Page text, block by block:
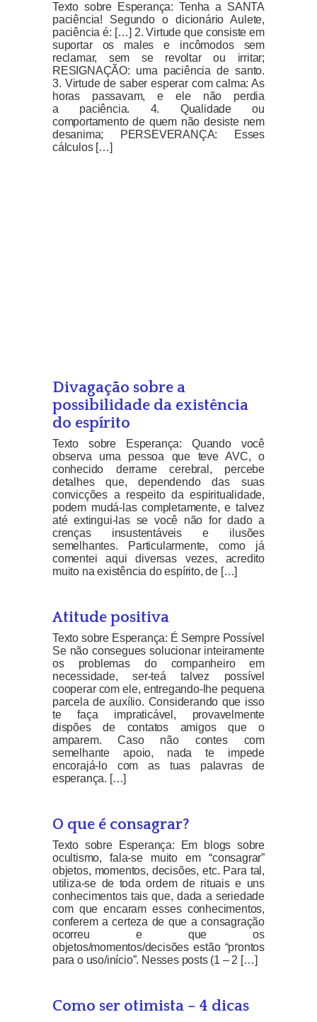
Texto sobre Esperança: Tenha a SANTA
paciência! Segundo o dicionário Aulete,
paciência é: […] 2. Virtude que consiste em
suportar os males e incômodos sem
reclamar, sem se revoltar ou irritar;
RESIGNAÇÃO: uma paciência de santo.
3. Virtude de saber esperar com calma: As
horas passavam, e ele não perdia
a paciência. 4. Qualidade ou
comportamento de quem não desiste nem
desanima; PERSEVERANÇA: Esses
cálculos […]
Divagação sobre a
possibilidade da existência
do espírito
Texto sobre Esperança: Quando você
observa uma pessoa que teve AVC, o
conhecido derrame cerebral, percebe
detalhes que, dependendo das suas
convicções a respeito da espiritualidade,
podem mudá-las completamente, e talvez
até extingui-las se você não for dado a
crenças insustentáveis e ilusões
semelhantes. Particularmente, como já
comentei aqui diversas vezes, acredito
muito na existência do espírito, de […]
Atitude positiva
Texto sobre Esperança: É Sempre Possível
Se não consegues solucionar inteiramente
os problemas do companheiro em
necessidade, ser-teá talvez possível
cooperar com ele, entregando-lhe pequena
parcela de auxílio. Considerando que isso
te faça impraticável, provavelmente
dispões de contatos amigos que o
amparem. Caso não contes com
semelhante apoio, nada te impede
encorajá-lo com as tuas palavras de
esperança. […]
O que é consagrar?
Texto sobre Esperança: Em blogs sobre
ocultismo, fala-se muito em “consagrar”
objetos, momentos, decisões, etc. Para tal,
utiliza-se de toda ordem de rituais e uns
conhecimentos tais que, dada a seriedade
com que encaram esses conhecimentos,
conferem a certeza de que a consagração
ocorreu e que os
objetos/momentos/decisões estão “prontos
para o uso/início”. Nesses posts (1 – 2 […]
Como ser otimista – 4 dicas